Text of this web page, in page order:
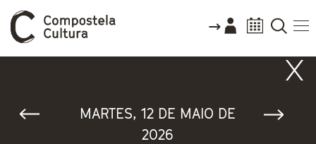
MARTES, 12 DE MAIO DE
2026